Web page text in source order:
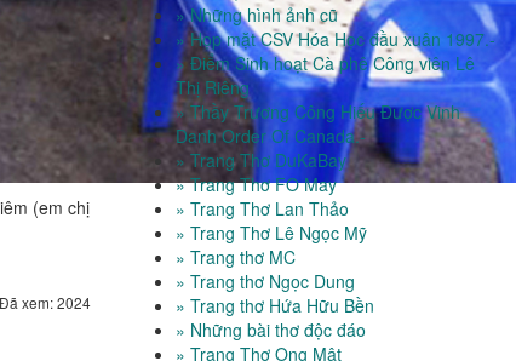
(em chị
xem: 2024
» Những hình ảnh cũ
» Họp mặt CSV Hóa Học đầu xuân 1997.-
» Điểm Sinh hoạt Cà phê Công viên Lê
Thị Riêng
» Thầy Trương Công Hiếu Được Vinh
Danh Order Of Canada.-
» Trang Thơ DuKaBay
» Trang Thơ FO May
» Trang Thơ Lan Thảo
» Trang Thơ Lê Ngọc Mỹ
» Trang thơ MC
» Trang thơ Ngọc Dung
» Trang thơ Hứa Hữu Bền
» Những bài thơ độc đáo
» Trang Thơ Ong Mật